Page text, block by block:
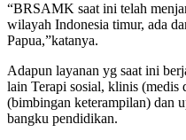
“BRSAMK saat ini telah
wilayah Indonesia timur, ada
Papua,”katanya.
Adapun layanan yg saat ini
lain Terapi sosial, klinis (medis
(bimbingan keterampilan) dan
bangku pendidikan.